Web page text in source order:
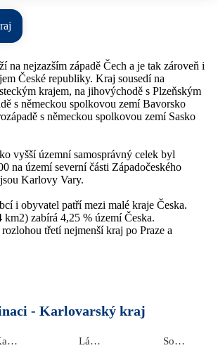
na nejzazším západě Čech a je tak zároveň i
České republiky. Kraj sousedí na
krajem, na jihovýchodě s Plzeňským
s německou spolkovou zemí Bavorsko
s německou spolkovou zemí Sasko
vyšší územní samosprávný celek byl
na území severní části Západočeského
Karlovy Vary.
i obyvatel patří mezi malé kraje Česka.
km2) zabírá 4,25 % území Česka.
třetí nejmenší kraj po Praze a
- Karlovarský kraj
Karlovy Vary
Lázně Kynžvart
Sokolov